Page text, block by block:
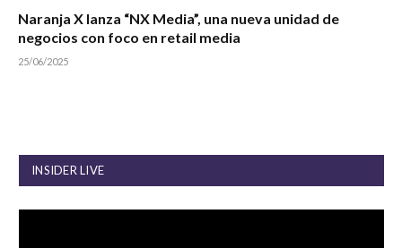
Naranja X lanza “NX Media”, una nueva unidad de
negocios con foco en retail media
25/06/2025
INSIDER LIVE